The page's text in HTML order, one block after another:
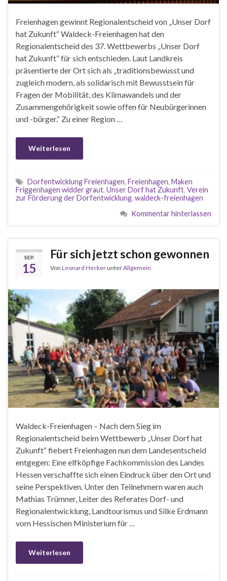
Freienhagen gewinnt Regionalentscheid von „Unser Dorf
hat Zukunft“ Waldeck-Freienhagen hat den
Regionalentscheid des 37. Wettbewerbs „Unser Dorf
hat Zukunft“ für sich entschieden. Laut Landkreis
präsentierte der Ort sich als „traditionsbewusst und
zugleich modern, als solidarisch mit Bewusstsein für
Fragen der Mobilität, des Klimawandels und der
Zusammengehörigkeit sowie offen für Neubürgerinnen
und -bürger.“ Zu einer Region …
Weiterlesen
Dorfentwicklung Freienhagen, Freienhagen, Maken
Friggenhagen widder graut, Unser Dorf hat Zukunft, Verein
zur Förderung der Dorfentwicklung, waldeck-freienhagen
Kommentar hinterlassen
SEP.
15
Für sich jetzt schon gewonnen
Von Leonard HeckerunterAllgemein
Waldeck-Freienhagen – Nach dem Sieg im
Regionalentscheid beim Wettbewerb „Unser Dorf hat
Zukunft“ fiebert Freienhagen nun dem Landesentscheid
entgegen: Eine elfköpfige Fachkommission des Landes
Hessen verschaffte sich einen Eindruck über den Ort und
seine Perspektiven. Unter den Teilnehmern waren auch
Mathias Trümner, Leiter des Referates Dorf- und
Regionalentwicklung, Landtourismus und Silke Erdmann
vom Hessischen Ministerium für …
Weiterlesen